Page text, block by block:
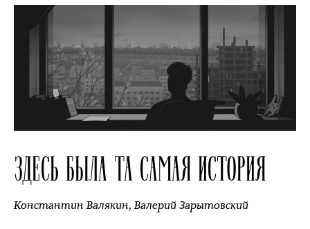
ЗДЕСЬ БЫЛА ТА САМАЯ ИСТОРИЯ
Константин Валякин,Валерий Зарытовский